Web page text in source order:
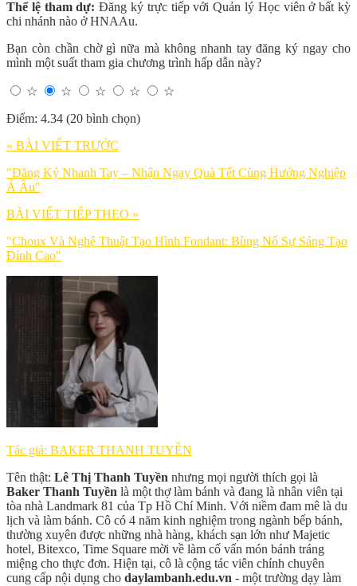
Thể lệ tham dự: Đăng ký trực tiếp với Quản lý Học viên ở bất kỳ
chi nhánh nào ở HNAAu.
Bạn còn chần chờ gì nữa mà không nhanh tay đăng ký ngay cho
mình một suất tham gia chương trình hấp dẫn này?
☆ ☆ ☆ ☆
☆
Điểm: 4.34 (20 bình chọn)
« BÀI VIẾT TRƯỚC
"Đăng Ký Nhanh Tay – Nhận Ngay Quà Tết Cùng Hướng Nghiệp
Á Âu"
BÀI VIẾT TIẾP THEO »
"Choux Và Nghệ Thuật Tạo Hình Fondant: Bùng Nổ Sự Sáng Tạo
Đỉnh Cao"
Tác giả: BAKER THANH TUYỀN
Tên thật: Lê Thị Thanh Tuyền nhưng mọi người thích gọi là
Baker Thanh Tuyền là một thợ làm bánh và đang là nhân viên tại
tòa nhà Landmark 81 của Tp Hồ Chí Minh. Với niềm đam mê là du
lịch và làm bánh. Cô có 4 năm kinh nghiệm trong ngành bếp bánh,
thường xuyên được những nhà hàng, khách sạn lớn như Majetic
hotel, Bitexco, Time Square mời về làm cố vấn món bánh tráng
miệng cho thực đơn. Hiện tại, cô là cộng tác viên chính chuyên
cung cấp nội dụng cho daylambanh.edu.vn - một trường dạy làm